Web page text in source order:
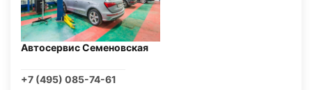
Автосервис Семеновская
+7 (495) 085-74-61